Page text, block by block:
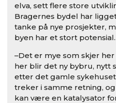
elva, sett flere store
Bragernes bydel har
tanke på nye prosjekter,
byen har et stort potensial.
–Det er mye som skjer
her blir det ny bybru, nytt
etter det gamle
treker i samme retning,
kan være en katalysator